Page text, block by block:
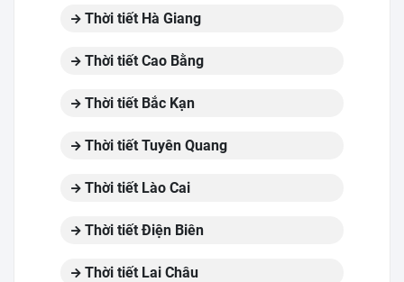
Thời tiết Hà Giang
Thời tiết Cao Bằng
Thời tiết Bắc Kạn
Thời tiết Tuyên Quang
Thời tiết Lào Cai
Thời tiết Điện Biên
Thời tiết Lai Châu